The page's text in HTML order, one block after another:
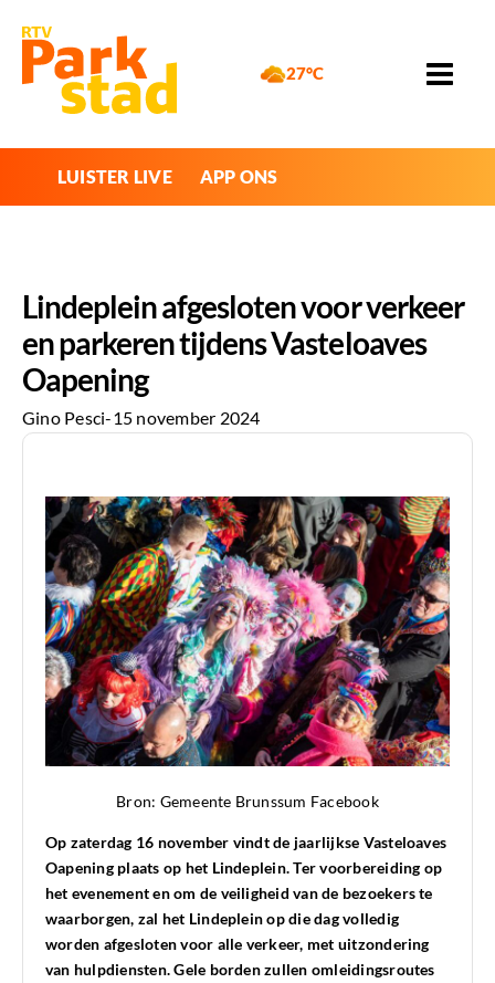
27°C
LUISTER LIVE APP ONS
Lindeplein afgesloten voor verkeer
en parkeren tijdens Vasteloaves
Oapening
Gino Pesci-15 november 2024
Bron: Gemeente Brunssum Facebook
Op zaterdag 16 november vindt de jaarlijkse Vasteloaves
Oapening plaats op het Lindeplein. Ter voorbereiding op
het evenement en om de veiligheid van de bezoekers te
waarborgen, zal het Lindeplein op die dag volledig
worden afgesloten voor alle verkeer, met uitzondering
van hulpdiensten. Gele borden zullen omleidingsroutes